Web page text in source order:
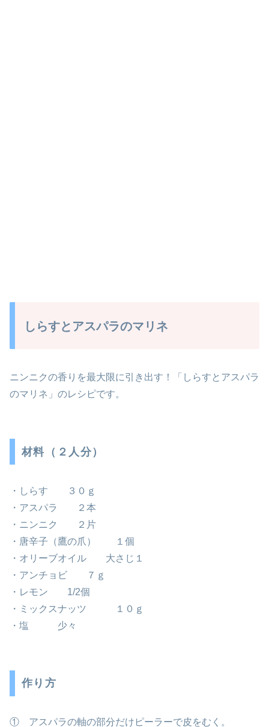
しらすとアスパラのマリネ
ニンニクの香りを最大限に引き出す！「しらすとアスパラ
のマリネ」のレシピです。
材料（２人分）
・しらす ３０ｇ
・アスパラ ２本
・ニンニク ２片
・唐辛子（鷹の爪） １個
・オリーブオイル 大さじ１
・アンチョビ ７ｇ
・レモン 1/2個
・ミックスナッツ １０ｇ
・塩 少々
作り方
① アスパラの軸の部分だけピーラーで皮をむく。